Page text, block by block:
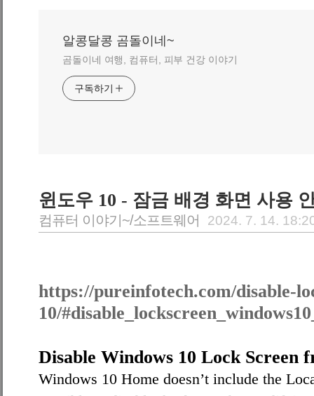
알콩달콩 곰돌이네~
곰돌이네 여행, 컴퓨터, 피부 건강 이야기
구독하기
윈도우 10 - 잠금 배경 화면 사용
컴퓨터 이야기~/소프트웨어 2024. 7. 14.
https://pureinfotech.com/disable-
10/
Disable Windows 10 Lock Screen
Windows 10 Home doesn’t include the